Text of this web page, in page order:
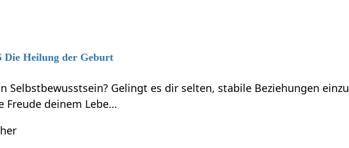
Die Heilung der Geburt
Selbstbewusstsein? Gelingt es dir selten, stabile Beziehungen
Freude deinem Lebe…